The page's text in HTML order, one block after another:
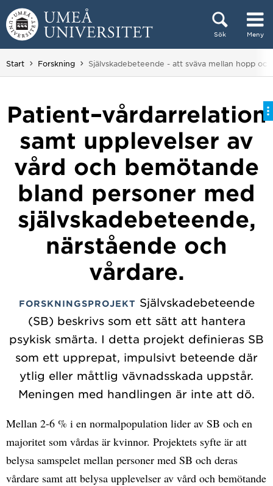
Hoppa direkt till innehållet
Sök Meny
Huvudmenyn dold.
Start Forskning Du är här:
Självskadebeteende - att sväva mellan hopp
Patient–vårdarrelation
samt upplevelser av
vård och bemötande
bland personer med
självskadebeteende,
närstående och
vårdare.
FORSKNINGSPROJEKT Självskadebeteende
(SB) beskrivs som ett sätt att hantera
psykisk smärta. I detta projekt definieras SB
som ett upprepat, impulsivt beteende där
ytlig eller måttlig vävnadsskada uppstår.
Meningen med handlingen är inte att dö.
Mellan 2-6 % i en normalpopulation lider av SB och en
majoritet som vårdas är kvinnor. Projektets syfte är att
belysa samspelet mellan personer med SB och deras
vårdare samt att belysa upplevelser av vård och bemötande